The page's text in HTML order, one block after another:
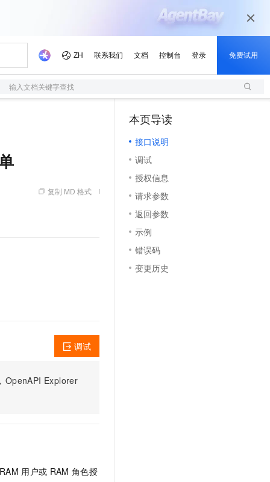
输入文档关键字查找
复制 MD 格式
OpenAPI Explorer
调试
用户或 RAM 角色授
本页导读
接口说明
调试
授权信息
请求参数
返回参数
示例
错误码
变更历史